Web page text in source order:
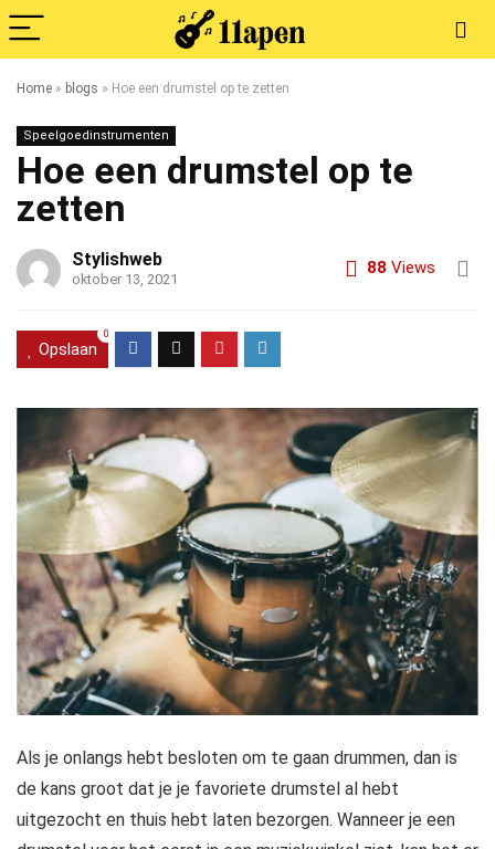
Home » blogs » Hoe een drumstel op te zetten
Speelgoedinstrumenten
Hoe een drumstel op te
zetten
Stylishweb
oktober 13, 2021
88 Views
Opslaan
0
Als je onlangs hebt besloten om te gaan drummen, dan is
de kans groot dat je je favoriete drumstel al hebt
uitgezocht en thuis hebt laten bezorgen. Wanneer je een